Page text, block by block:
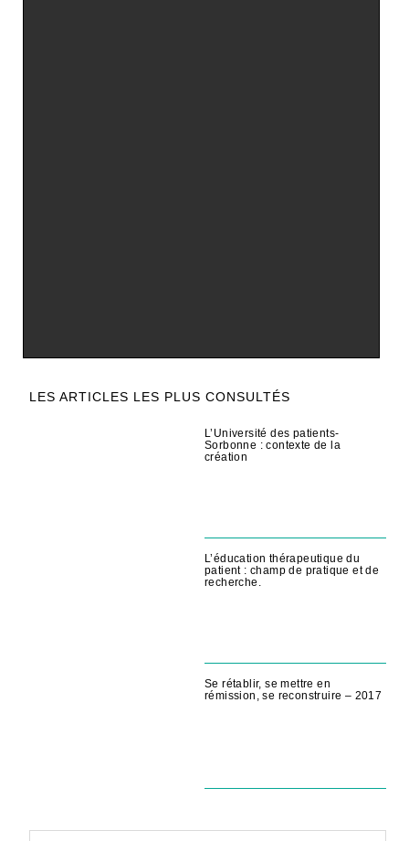
LES ARTICLES LES PLUS CONSULTÉS
L’Université des patients-
Sorbonne : contexte de la
création
L’éducation thérapeutique du
patient : champ de pratique et de
recherche.
Se rétablir, se mettre en
rémission, se reconstruire – 2017